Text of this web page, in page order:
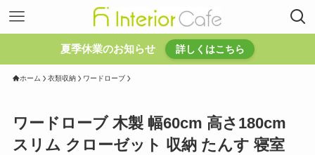
夏季休業のお知らせ 詳しくはこちら
ホーム 衣類収納 ワードローブ
ワードローブ 木製 幅60cm 高さ180cm
スリム クローゼット 収納 たんす 寝室